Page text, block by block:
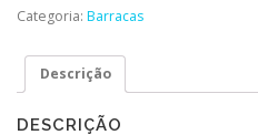
Categoria: Barracas
Descrição
DESCRIÇÃO